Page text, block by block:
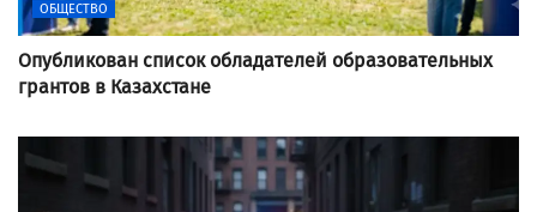
ОБЩЕСТВО
Опубликован список обладателей образовательных
грантов в Казахстане